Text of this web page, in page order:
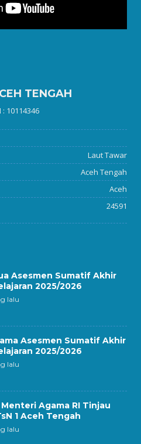
TENGAH
: 10114346
Laut Tawar
Aceh Tengah
Aceh
24591
Asesmen Sumatif Akhir
2025/2026
lalu
Asesmen Sumatif Akhir
2025/2026
lalu
Agama RI Tinjau
1 Aceh Tengah
lalu